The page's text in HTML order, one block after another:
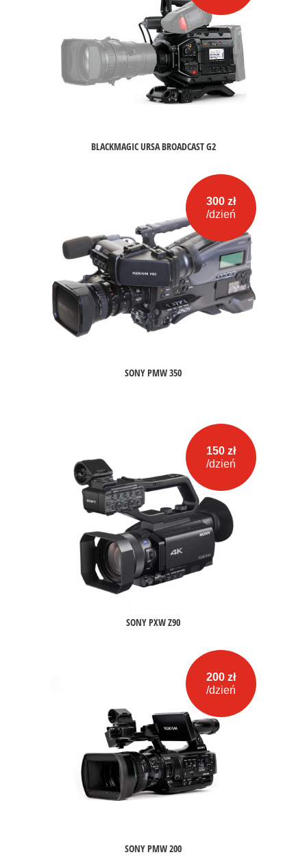
BLACKMAGIC URSA BROADCAST G2
300 zł
/dzień
SONY PMW 350
150 zł
/dzień
SONY PXW Z90
200 zł
/dzień
SONY PMW 200